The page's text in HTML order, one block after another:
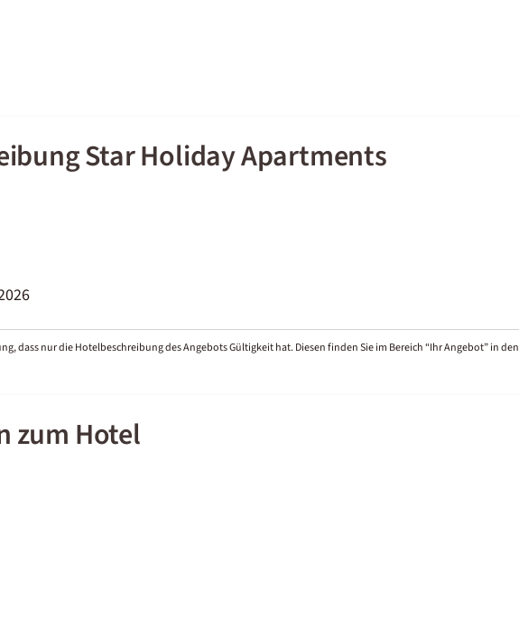
Star Holiday Apartments
dass nur die Hotelbeschreibung des Angebots Gültigkeit hat. Diesen finden Sie im Bereich “Ihr Angebot” in den
zum Hotel